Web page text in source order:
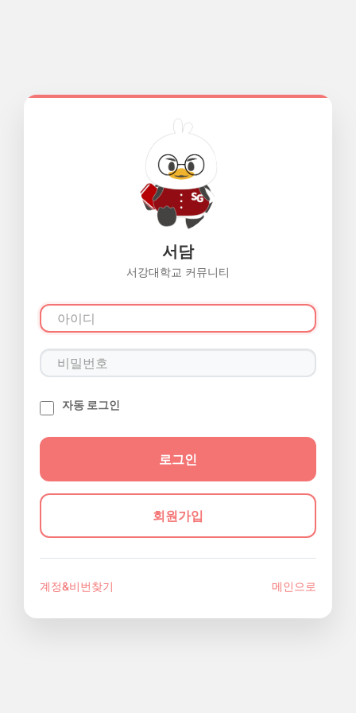
서담
서강대학교 커뮤니티
자동 로그인
회원가입
계정&비번찾기 메인으로